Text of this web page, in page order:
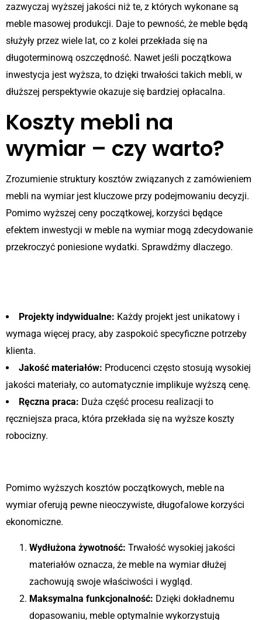
zazwyczaj wyższej jakości niż te, z których wykonane są
meble masowej produkcji. Daje to pewność, że meble będą
służyły przez wiele lat, co z kolei przekłada się na
długoterminową oszczędność. Nawet jeśli początkowa
inwestycja jest wyższa, to dzięki trwałości takich mebli, w
dłuższej perspektywie okazuje się bardziej opłacalna.
Koszty mebli na
wymiar – czy warto?
Zrozumienie struktury kosztów związanych z zamówieniem
mebli na wymiar jest kluczowe przy podejmowaniu decyzji.
Pomimo wyższej ceny początkowej, korzyści będące
efektem inwestycji w meble na wymiar mogą zdecydowanie
przekroczyć poniesione wydatki. Sprawdźmy dlaczego.
Projekty indywidualne: Każdy projekt jest unikatowy i
wymaga więcej pracy, aby zaspokoić specyficzne potrzeby
klienta.
Jakość materiałów: Producenci często stosują wysokiej
jakości materiały, co automatycznie implikuje wyższą cenę.
Ręczna praca: Duża część procesu realizacji to
ręczniejsza praca, która przekłada się na wyższe koszty
robocizny.
Pomimo wyższych kosztów początkowych, meble na
wymiar oferują pewne nieoczywiste, długofalowe korzyści
ekonomiczne.
Wydłużona żywotność: Trwałość wysokiej jakości
materiałów oznacza, że meble na wymiar dłużej
zachowują swoje właściwości i wygląd.
Maksymalna funkcjonalność: Dzięki dokładnemu
dopasowaniu, meble optymalnie wykorzystują